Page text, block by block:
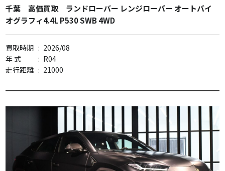
千葉 高価買取 ランドローバー レンジローバー オートバイ
オグラフィ4.4L P530 SWB 4WD
買取時期 : 2026/08
年 式
: R04
走行距離 : 21000